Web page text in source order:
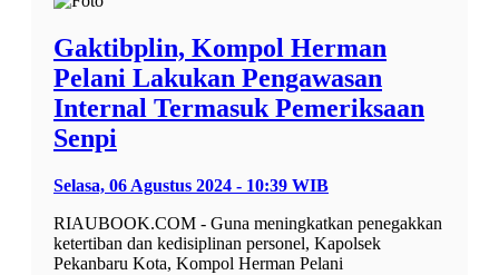
Gaktibplin, Kompol Herman
Pelani Lakukan Pengawasan
Internal Termasuk Pemeriksaan
Senpi
Selasa, 06 Agustus 2024 - 10:39 WIB
RIAUBOOK.COM - Guna meningkatkan penegakkan
ketertiban dan kedisiplinan personel, Kapolsek
Pekanbaru Kota, Kompol Herman Pelani